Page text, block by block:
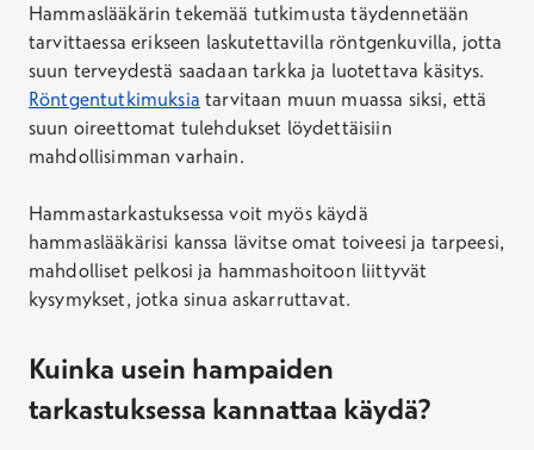
Hammaslääkärin tekemää tutkimusta täydennetään
tarvittaessa erikseen laskutettavilla röntgenkuvilla, jotta
suun terveydestä saadaan tarkka ja luotettava käsitys.
Röntgentutkimuksia tarvitaan muun muassa siksi, että
suun oireettomat tulehdukset löydettäisiin
mahdollisimman varhain.
Hammastarkastuksessa voit myös käydä
hammaslääkärisi kanssa lävitse omat toiveesi ja tarpeesi,
mahdolliset pelkosi ja hammashoitoon liittyvät
kysymykset, jotka sinua askarruttavat.
Kuinka usein hampaiden
tarkastuksessa kannattaa käydä?